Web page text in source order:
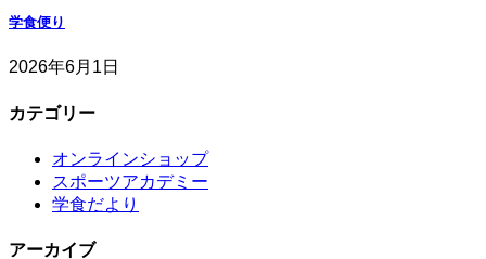
学食便り
2026年6月1日
カテゴリー
オンラインショップ
スポーツアカデミー
学食だより
アーカイブ